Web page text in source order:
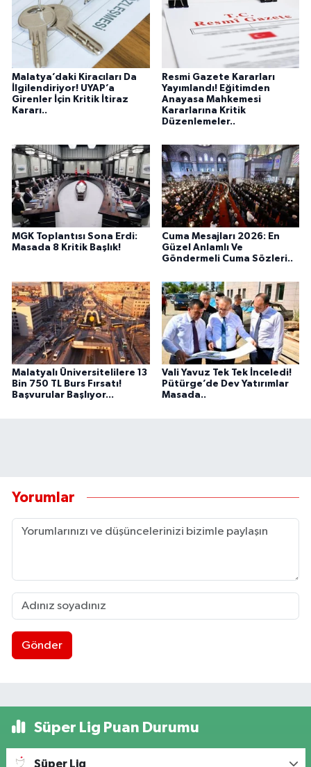
Malatya’daki Kiracıları Da
İlgilendiriyor! UYAP’a
Girenler İçin Kritik İtiraz
Kararı..
Resmi Gazete Kararları
Yayımlandı! Eğitimden
Anayasa Mahkemesi
Kararlarına Kritik
Düzenlemeler..
MGK Toplantısı Sona Erdi:
Masada 8 Kritik Başlık!
Cuma Mesajları 2026: En
Güzel Anlamlı Ve
Göndermeli Cuma Sözleri..
Malatyalı Üniversitelilere 13
Bin 750 TL Burs Fırsatı!
Başvurular Başlıyor...
Vali Yavuz Tek Tek İnceledi!
Pütürge’de Dev Yatırımlar
Masada..
Yorumlar
Gönder
Süper Lig Puan Durumu
Süper Lig